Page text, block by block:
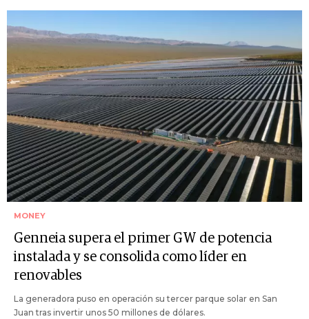
MONEY
Genneia supera el primer GW de potencia
instalada y se consolida como líder en
renovables
La generadora puso en operación su tercer parque solar en San
Juan tras invertir unos 50 millones de dólares.